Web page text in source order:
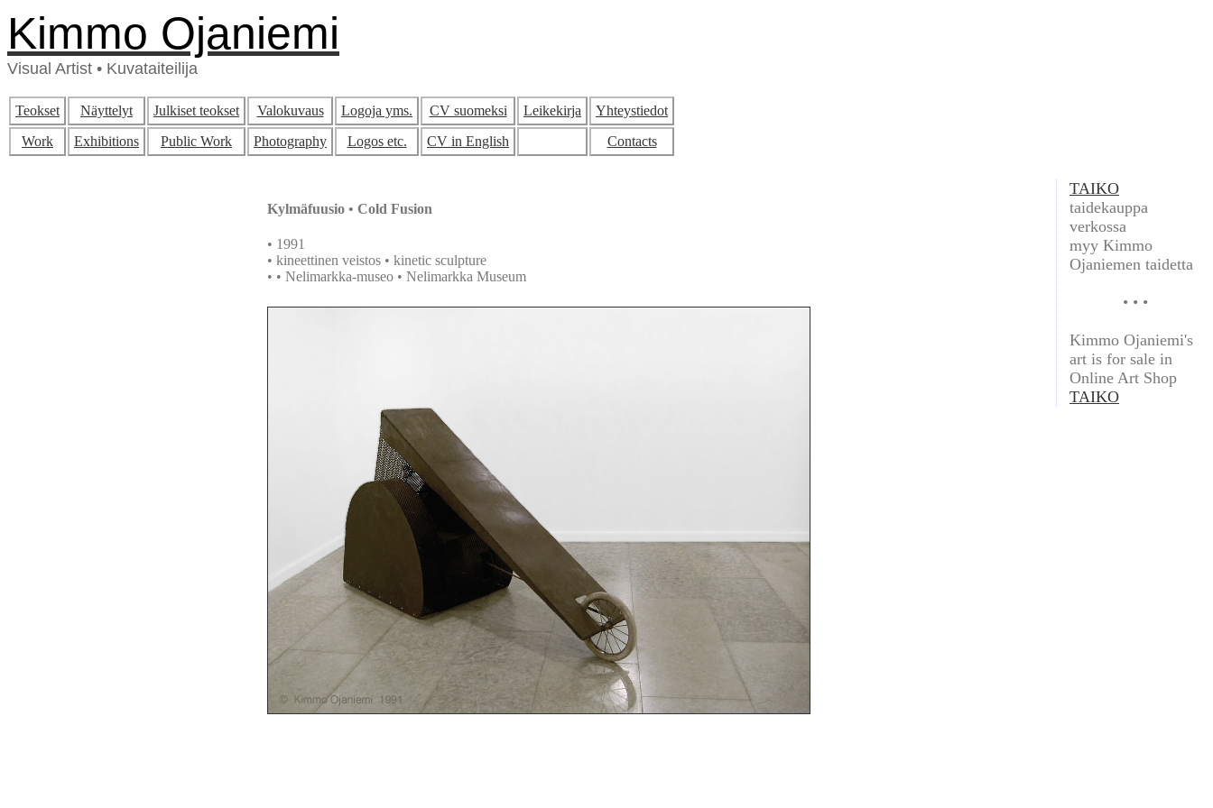
Kimmo Ojaniemi
Visual Artist • Kuvataiteilija
Teokset Näyttelyt Julkiset teokset Valokuvaus Logoja yms. CV suomeksi Leikekirja
Yhteystiedot
Work
Exhibitions Public Work Photography Logos etc. CV in English Contacts
Kylmäfuusio • Cold Fusion
• 1991
• kineettinen veistos • kinetic sculpture
• • Nelimarkka-museo • Nelimarkka Museum
TAIKO
taidekauppa
verkossa
myy Kimmo
Ojaniemen taidetta
• • •
Kimmo Ojaniemi's
art is for sale in
Online Art Shop
TAIKO